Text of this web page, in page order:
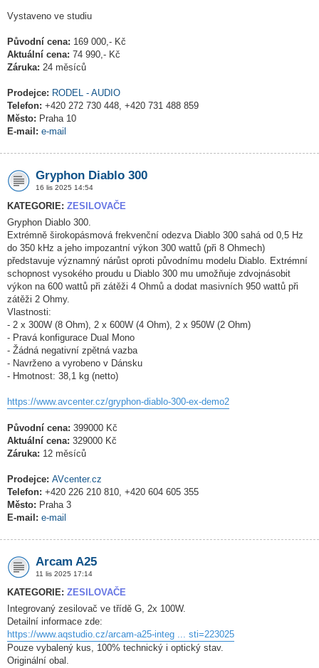
Vystaveno ve studiu
Původní cena: 169 000,- Kč
Aktuální cena: 74 990,- Kč
Záruka: 24 měsíců
Prodejce: RODEL - AUDIO
Telefon: +420 272 730 448, +420 731 488 859
Město: Praha 10
E-mail: e-mail
Gryphon Diablo 300
16 lis 2025 14:54
KATEGORIE: ZESILOVAČE
Gryphon Diablo 300.
Extrémně širokopásmová frekvenční odezva Diablo 300 sahá od 0,5 Hz
do 350 kHz a jeho impozantní výkon 300 wattů (při 8 Ohmech)
představuje významný nárůst oproti původnímu modelu Diablo. Extrémní
schopnost vysokého proudu u Diablo 300 mu umožňuje zdvojnásobit
výkon na 600 wattů při zátěži 4 Ohmů a dodat masivních 950 wattů při
zátěži 2 Ohmy.
Vlastnosti:
- 2 x 300W (8 Ohm), 2 x 600W (4 Ohm), 2 x 950W (2 Ohm)
- Pravá konfigurace Dual Mono
- Žádná negativní zpětná vazba
- Navrženo a vyrobeno v Dánsku
- Hmotnost: 38,1 kg (netto)
https://www.avcenter.cz/gryphon-diablo-300-ex-demo2
Původní cena: 399000 Kč
Aktuální cena: 329000 Kč
Záruka: 12 měsíců
Prodejce: AVcenter.cz
Telefon: +420 226 210 810, +420 604 605 355
Město: Praha 3
E-mail: e-mail
Arcam A25
11 lis 2025 17:14
KATEGORIE: ZESILOVAČE
Integrovaný zesilovač ve třídě G, 2x 100W.
Detailní informace zde:
https://www.aqstudio.cz/arcam-a25-integ ... sti=223025
Pouze vybalený kus, 100% technický i optický stav.
Originální obal.